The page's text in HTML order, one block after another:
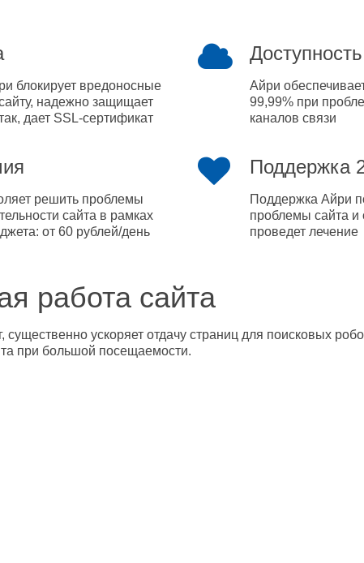
блокирует вредоносные
надежно защищает
дает SSL-сертификат
Доступность
Айри
99,99% при
каналов связи
решить проблемы
сайта в рамках
от 60 рублей/день
Поддержка
Поддержка Айри
проблемы сайта и
проведет лечение
работа сайта
ускоряет отдачу страниц для поисковых
при большой посещаемости.